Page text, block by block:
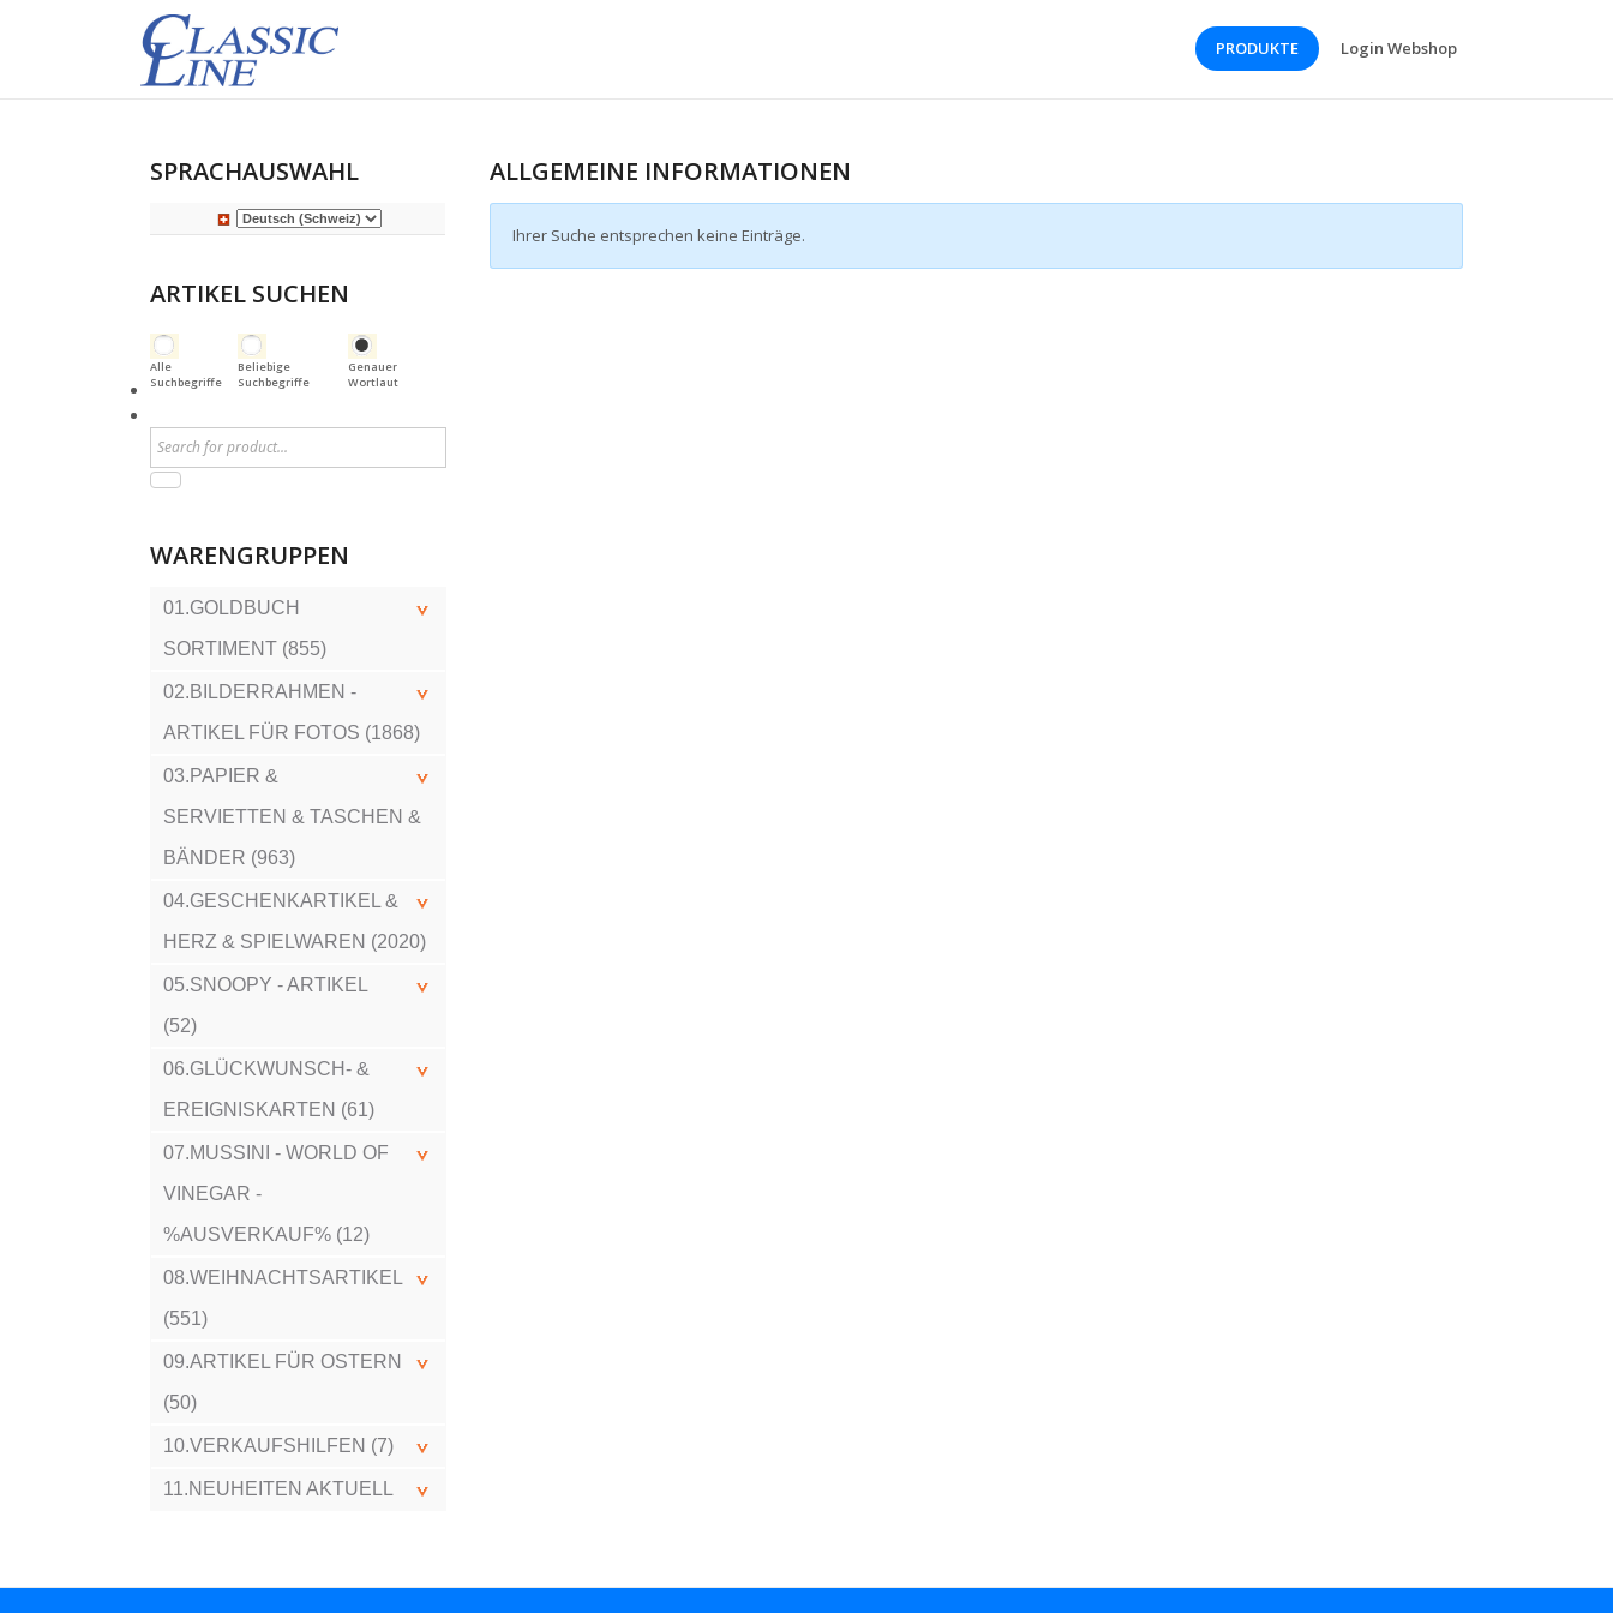
PRODUKTE Login Webshop
SPRACHAUSWAHL
ARTIKEL SUCHEN
Alle
Suchbegriffe
Beliebige
Suchbegriffe
Genauer
Wortlaut
WARENGRUPPEN
01.GOLDBUCH
SORTIMENT (855)
02.BILDERRAHMEN -
ARTIKEL FÜR FOTOS (1868)
03.PAPIER &
SERVIETTEN & TASCHEN &
BÄNDER (963)
04.GESCHENKARTIKEL &
HERZ & SPIELWAREN (2020)
05.SNOOPY - ARTIKEL
(52)
06.GLÜCKWUNSCH- &
EREIGNISKARTEN (61)
07.MUSSINI - WORLD OF
VINEGAR -
%AUSVERKAUF% (12)
08.WEIHNACHTSARTIKEL
(551)
09.ARTIKEL FÜR OSTERN
(50)
10.VERKAUFSHILFEN (7)
11.NEUHEITEN AKTUELL
ALLGEMEINE INFORMATIONEN
Ihrer Suche entsprechen keine Einträge.